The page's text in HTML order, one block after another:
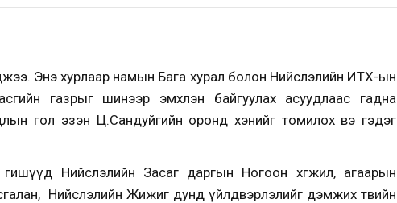
Энэ хурлаар намын Бага хурал болон Нийслэлийн ИТХ-ын
газрыг шинээр эмхлэн байгуулах асуудлаас гадна
гол эзэн Ц.Сандуйгийн оронд хэнийг томилох вэ гэдэг
Нийслэлийн Засаг даргын Ногоон хөгжил, агаарын
Нийслэлийн Жижиг дунд үйлдвэрлэлийг дэмжих төвийн